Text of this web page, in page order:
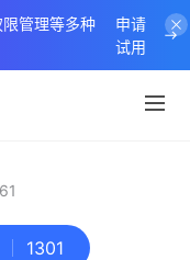
管理等多种
申请
试用
1301